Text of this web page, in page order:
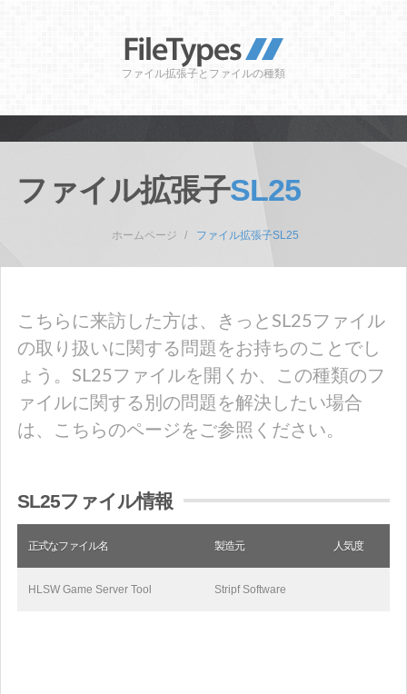
ファイル拡張子とファイルの種類
ファイル拡張子SL25
ホームページ ファイル拡張子SL25
こちらに来訪した方は、きっとSL25ファイル
の取り扱いに関する問題をお持ちのことでし
ょう。SL25ファイルを開くか、この種類のフ
ァイルに関する別の問題を解決したい場合
は、こちらのページをご参照ください。
SL25ファイル情報
正式なファイル名 製造元 人気度
HLSW Game Server Tool Stripf Software